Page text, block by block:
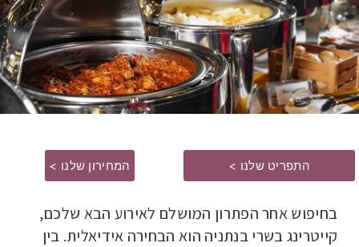
התפריט שלנו > המחירון שלנו >
בחיפוש אחר הפתרון המושלם לאירוע הבא שלכם,
קייטרינג בשרי בנתניה הוא הבחירה אידיאלית. בין